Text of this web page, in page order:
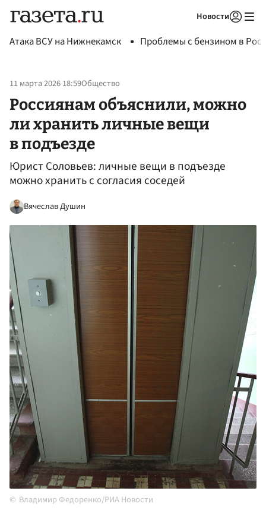
Новости
Атака ВСУ на Нижнекамск Проблемы с бензином в
11 марта 2026 18:59Общество
Россиянам объяснили, можно
ли хранить личные вещи
в подъезде
Юрист Соловьев: личные вещи в подъезде
можно хранить с согласия соседей
Вячеслав Душин
Владимир Федоренко/РИА Новости